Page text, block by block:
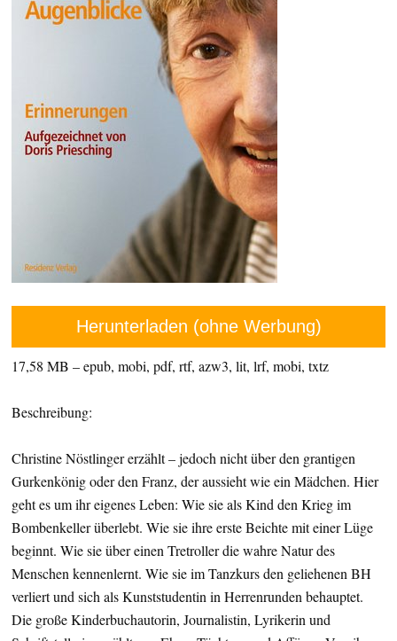
Herunterladen (ohne Werbung)
17,58 MB – epub, mobi, pdf, rtf, azw3, lit, lrf, mobi, txtz
Beschreibung:
Christine Nöstlinger erzählt – jedoch nicht über den grantigen
Gurkenkönig oder den Franz, der aussieht wie ein Mädchen. Hier
geht es um ihr eigenes Leben: Wie sie als Kind den Krieg im
Bombenkeller überlebt. Wie sie ihre erste Beichte mit einer Lüge
beginnt. Wie sie über einen Tretroller die wahre Natur des
Menschen kennenlernt. Wie sie im Tanzkurs den geliehenen BH
verliert und sich als Kunststudentin in Herrenrunden behauptet.
Die große Kinderbuchautorin, Journalistin, Lyrikerin und